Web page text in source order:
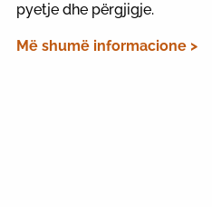
pyetje dhe përgjigje.
Më shumë informacione >